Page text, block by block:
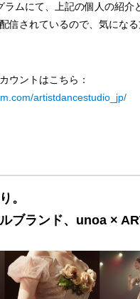
ラムにて、上記の個人の紹介
信されているので、気にな
ウントはこちら：
artistdancestudio_jp/
。
ブランド、unoa ×